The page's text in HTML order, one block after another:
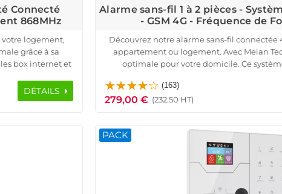
Connecté
868MHz
votre logement,
grâce à sa
box internet et
intégrée, des
nos
système
DÉTAILS
Alarme sans-fil 1 à 2 pièces -
- GSM 4G - Fréquence de
Découvrez notre alarme sans-fil connectée
appartement ou logement. Avec Meian
optimale pour votre domicile. Ce
Le pack inclut une centrale HA-VGT, des
mouvement, une sirène d'extérieur et
notifications en temps réel. Sécurisez dès
alarme sans-fil connectée 4G et
(163)
279,00 € (232.50 HT)
PACK